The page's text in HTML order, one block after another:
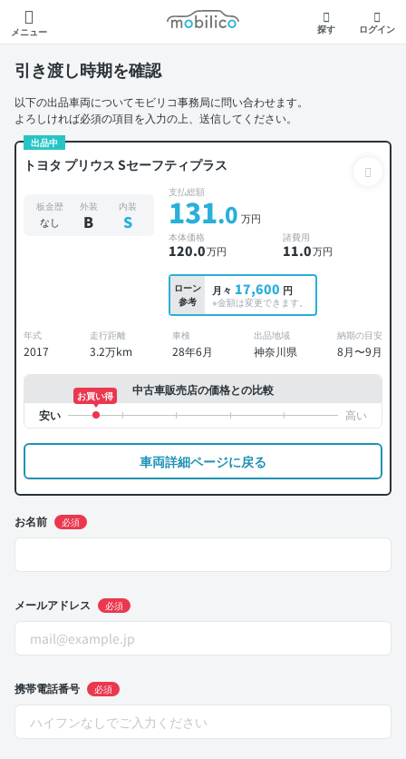
メニュー
モビリコ
探す ログイン
引き渡し時期を確認
以下の出品車両についてモビリコ事務局に問い合わせます。
よろしければ必須の項目を入力の上、送信してください。
出品中
トヨタ プリウス Sセーフティプラス
板金歴
なし
外装
B
内装
S
支払総額
131.0 万円
本体価格
120.0万円
諸費用
11.0万円
ローン
参考
月々 17,600 円
※金額は変更できます。
年式
2017
走行距離
3.2万km
車検
28年6月
出品地域
神奈川県
納期の目安
8月〜9月
中古車販売店の価格との比較
お買い得
車両詳細ページに戻る
お名前 必須
メールアドレス 必須
携帯電話番号 必須